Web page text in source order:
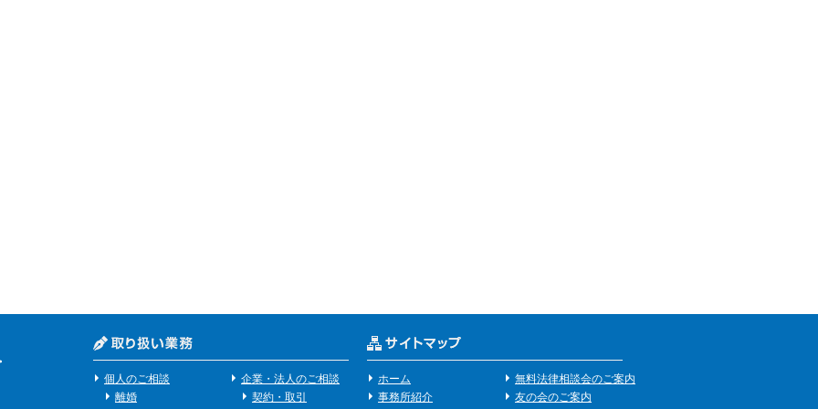
個人のご相談
離婚
企業・法人のご相談
契約・取引
ホーム
事務所紹介
無料法律相談会のご案内
友の会のご案内